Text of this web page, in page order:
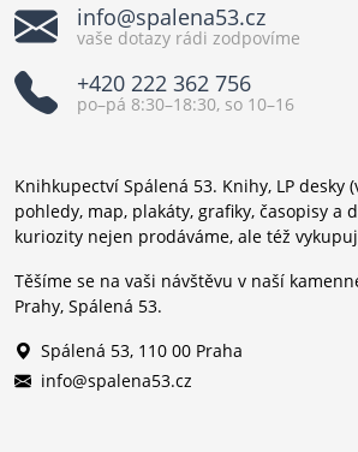
info@spalena53.cz
vaše dotazy rádi zodpovíme
+420 222 362 756
po–pá 8:30–18:30, so 10–16
Knihkupectví Spálená 53. Knihy, LP desky
pohledy, map, plakáty, grafiky, časopisy a
kuriozity nejen prodáváme, ale též
Těšíme se na vaši návštěvu v naší
Prahy, Spálená 53.
Spálená 53, 110 00 Praha
info@spalena53.cz